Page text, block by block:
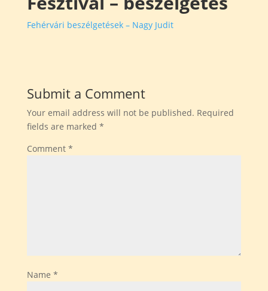
Fehérvári beszélgetések – Nagy Judit
Submit a Comment
Your email address will not be published. Required
fields are marked *
Comment *
Name *